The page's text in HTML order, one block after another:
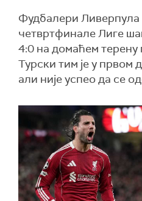
Фудбалери Ливерпула
четвртфинале Лиге
4:0 на домаћем терену
Турски тим је у првом
али није успео да се